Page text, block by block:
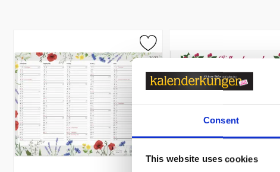
Consent
This website uses cookies